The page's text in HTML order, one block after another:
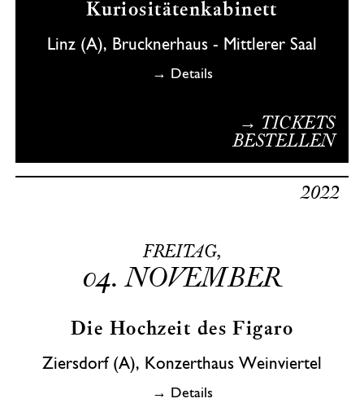
Kuriositätenkabinett
Linz (A), Brucknerhaus - Mittlerer Saal
→ Details
→ TICKETS
BESTELLEN
FREITAG,
04. NOVEMBER
2022
Die Hochzeit des Figaro
Ziersdorf (A), Konzerthaus Weinviertel
→ Details